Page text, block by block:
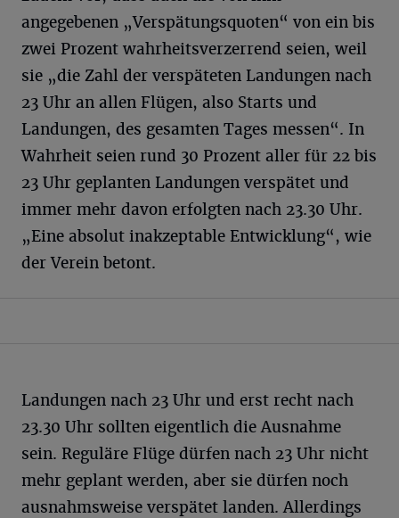
angegebenen „Verspätungsquoten“ von ein bis
zwei Prozent wahrheitsverzerrend seien, weil
sie „die Zahl der verspäteten Landungen nach
23 Uhr an allen Flügen, also Starts und
Landungen, des gesamten Tages messen“. In
Wahrheit seien rund 30 Prozent aller für 22 bis
23 Uhr geplanten Landungen verspätet und
immer mehr davon erfolgten nach 23.30 Uhr.
„Eine absolut inakzeptable Entwicklung“, wie
der Verein betont.
Landungen nach 23 Uhr und erst recht nach
23.30 Uhr sollten eigentlich die Ausnahme
sein. Reguläre Flüge dürfen nach 23 Uhr nicht
mehr geplant werden, aber sie dürfen noch
ausnahmsweise verspätet landen. Allerdings